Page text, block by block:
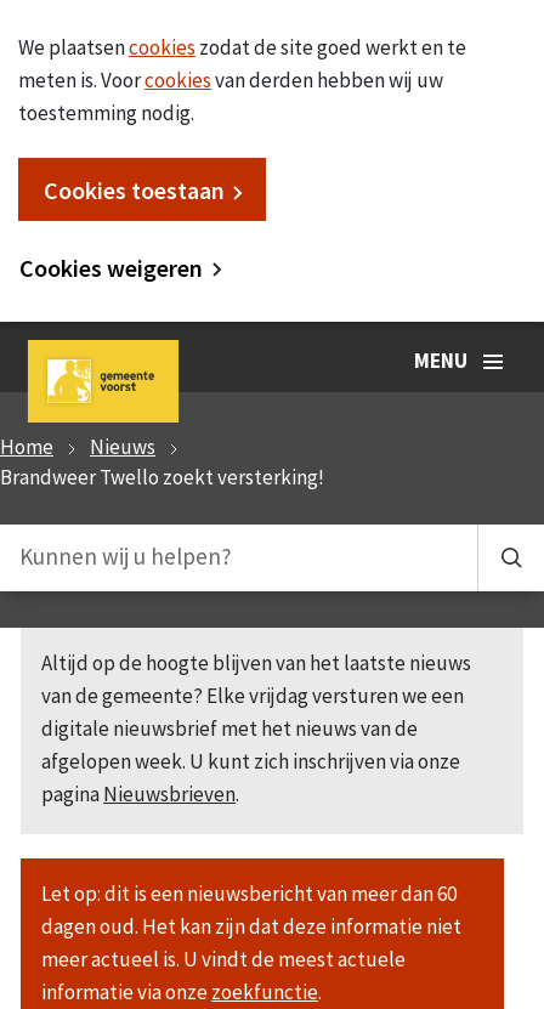
We plaatsencookies zodat de site goed werkt en te
meten is. Voorcookiesvan derden hebben wij uw
toestemming nodig.
Cookies toestaan
Cookies weigeren
MENU
Home
Nieuws
Brandweer Twello zoekt versterking!
Altijd op de hoogte blijven van het laatste nieuws
van de gemeente? Elke vrijdag versturen we een
digitale nieuwsbrief met het nieuws van de
afgelopen week. U kunt zich inschrijven via onze
paginaNieuwsbrieven.
Let op: dit is een nieuwsbericht van meer dan 60
dagen oud. Het kan zijn dat deze informatie niet
meer actueel is. U vindt de meest actuele
informatie via onzezoekfunctie.